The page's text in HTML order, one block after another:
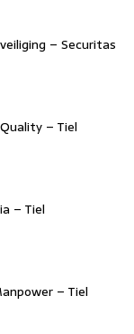
– Securitas
– Tiel
– Tiel
– Tiel